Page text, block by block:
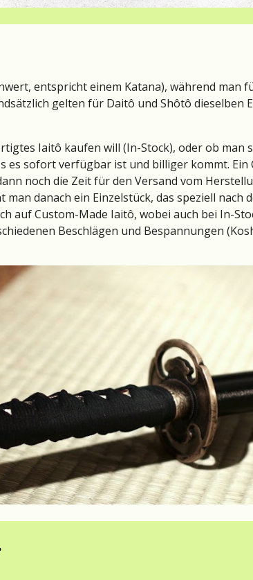
entspricht einem Katana), während man
gelten für Daitô und Shôtô dieselben
Iaitô kaufen will (In-Stock), oder ob man
es sofort verfügbar ist und billiger kommt.
noch die Zeit für den Versand vom
danach ein Einzelstück, das speziell nach
auf Custom-Made Iaitô, wobei auch bei In-
Beschlägen und Bespannungen